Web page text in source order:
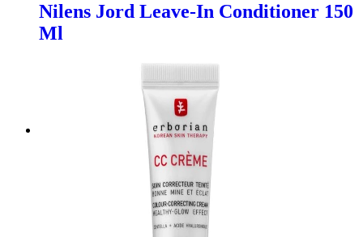
Nilens Jord Leave-In Conditioner 150
Ml